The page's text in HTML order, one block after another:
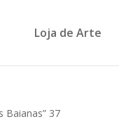
Loja de Arte
Baianas” 37